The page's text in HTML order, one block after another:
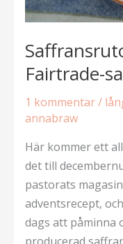
Fairtrade-
1 kommentar/
annabraw
Här kommer ett
det till
pastorats
adventsrecept,
dags att påminna